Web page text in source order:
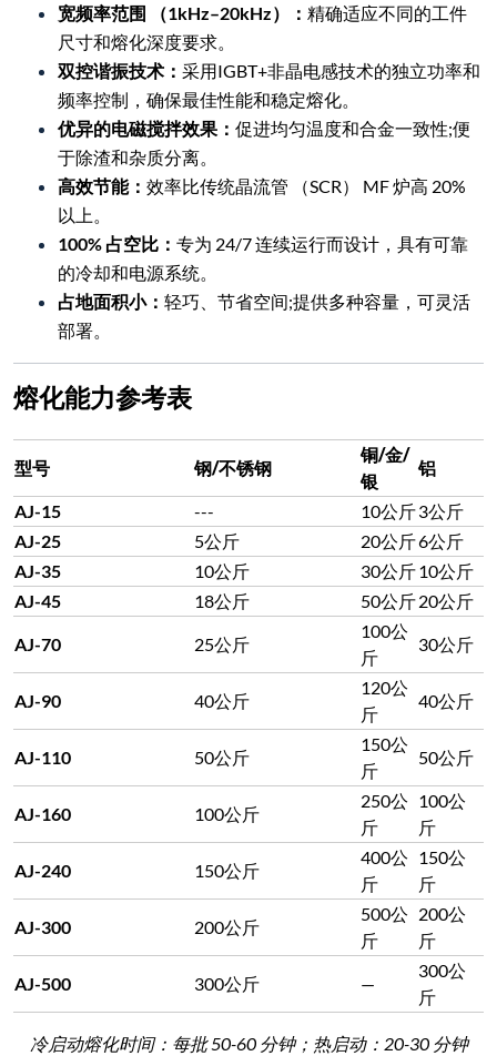
宽频率范围 （1kHz–20kHz）： 精确适应不同的工件
尺寸和熔化深度要求。
双控谐振技术： 采用IGBT+非晶电感技术的独立功率和
频率控制，确保最佳性能和稳定熔化。
优异的电磁搅拌效果： 促进均匀温度和合金一致性;便
于除渣和杂质分离。
高效节能： 效率比传统晶流管 （SCR） MF 炉高 20%
以上。
100% 占空比： 专为 24/7 连续运行而设计，具有可靠
的冷却和电源系统。
占地面积小： 轻巧、节省空间;提供多种容量，可灵活
部署。
熔化能力参考表
型号 钢/不锈钢
铜/金/
银
铝
AJ-15 --- 10公斤3公斤
AJ-25
5公斤 20公斤6公斤
AJ-35
10公斤 30公斤10公斤
AJ-45
18公斤 50公斤20公斤
AJ-70 25公斤
100公
斤
30公斤
AJ-90 40公斤
120公
斤
40公斤
AJ-110 50公斤
150公
斤
50公斤
AJ-160 100公斤
250公
斤
100公
斤
AJ-240 150公斤
400公
斤
150公
斤
AJ-300 200公斤
500公
斤
200公
斤
AJ-500 300公斤 —
300公
斤
冷启动熔化时间：每批 50-60 分钟；热启动：20-30 分钟